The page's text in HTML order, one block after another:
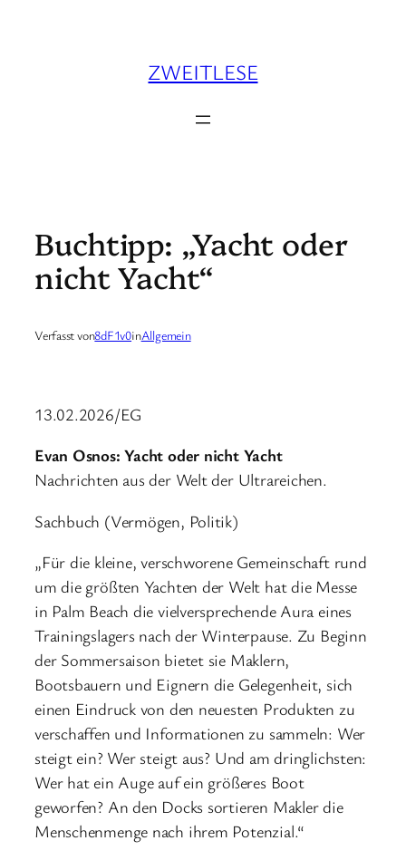
ZWEITLESE
Buchtipp: „Yacht oder
nicht Yacht“
Verfasst von8dF1v0inAllgemein
13.02.2026/EG
Evan Osnos: Yacht oder nicht Yacht
Nachrichten aus der Welt der Ultrareichen.
Sachbuch (Vermögen, Politik)
„Für die kleine, verschworene Gemeinschaft rund
um die größten Yachten der Welt hat die Messe
in Palm Beach die vielversprechende Aura eines
Trainingslagers nach der Winterpause. Zu Beginn
der Sommersaison bietet sie Maklern,
Bootsbauern und Eignern die Gelegenheit, sich
einen Eindruck von den neuesten Produkten zu
verschaffen und Informationen zu sammeln: Wer
steigt ein? Wer steigt aus? Und am dringlichsten:
Wer hat ein Auge auf ein größeres Boot
geworfen? An den Docks sortieren Makler die
Menschenmenge nach ihrem Potenzial.“